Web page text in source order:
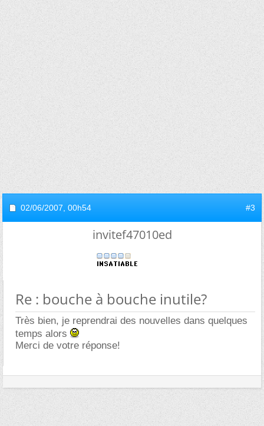
02/06/2007, 00h54 #3
invitef47010ed
Re : bouche à bouche inutile?
Très bien, je reprendrai des nouvelles dans quelques
temps alors
Merci de votre réponse!